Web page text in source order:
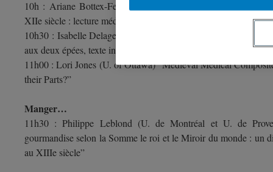
10h : Ariane Bottex-Ferragne (U. McGill) “L’imprégnation
XIIe siècle : lecture médiévale ou lecture moderne ?”
10h30 : Isabelle Delage-Béland (U. McGill) “Incipit et mise
aux deux épées, texte initial du manuscrit BnF fr. 12603”
11h00 : Lori Jones (U. of Ottawa) “Medieval Medical
their Parts?”
Manger…
11h30 : Philippe Leblond (U. de Montréal et U. de
gourmandise selon la Somme le roi et le Miroir du monde : un
au XIIIe siècle”